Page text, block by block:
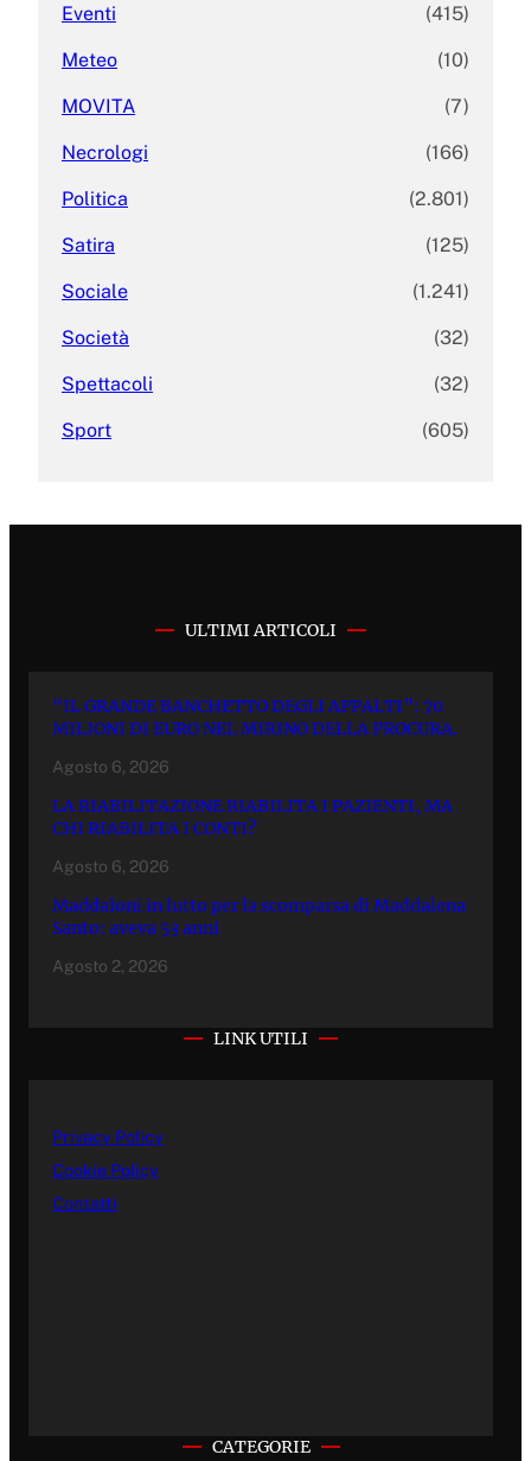
Eventi (415)
Meteo (10)
MOVITA (7)
Necrologi (166)
Politica (2.801)
Satira (125)
Sociale (1.241)
Società (32)
Spettacoli (32)
Sport (605)
ULTIMI ARTICOLI
“IL GRANDE BANCHETTO DEGLI APPALTI”: 70
MILIONI DI EURO NEL MIRINO DELLA PROCURA.
Agosto 6, 2026
LA RIABILITAZIONE RIABILITA I PAZIENTI, MA
CHI RIABILITA I CONTI?
Agosto 6, 2026
Maddaloni in lutto per la scomparsa di Maddalena
Santo: aveva 53 anni
Agosto 2, 2026
LINK UTILI
Privacy Policy
Cookie Policy
Contatti
CATEGORIE